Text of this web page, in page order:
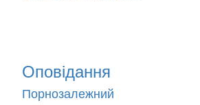
Оповідання
Порнозалежний